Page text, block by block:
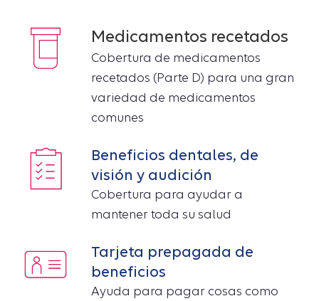
Medicamentos recetados
Cobertura de medicamentos
recetados (Parte D) para una gran
variedad de medicamentos
comunes
Beneficios dentales, de
visión y audición
Cobertura para ayudar a
mantener toda su salud
Tarjeta prepagada de
beneficios
Ayuda para pagar cosas como